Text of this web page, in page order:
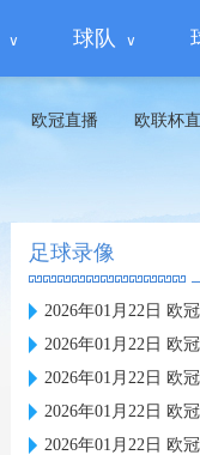
球队
欧冠直播 欧联杯
足球录像
2026年01月22日 欧冠联
2026年01月22日 欧冠联赛
2026年01月22日 欧冠联
2026年01月22日 欧冠联
2026年01月22日 欧冠联